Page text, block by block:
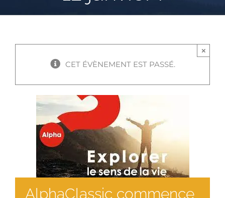
CET ÉVÈNEMENT EST PASSÉ.
×
AlphaClassic commence